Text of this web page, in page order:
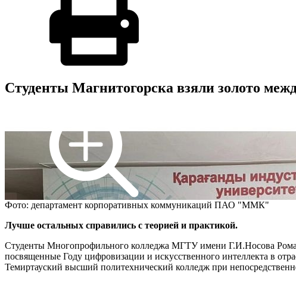
Студенты Магнитогорска взяли золото
Фото: департамент корпоративных коммуникаций ПАО "ММК"
Лучше остальных справились с теорией и практикой.
Студенты Многопрофильного колледжа МГТУ имени Г.И.Носова
посвященные Году цифровизации и искусственного интеллекта в
Темиртауский высший политехнический колледж при